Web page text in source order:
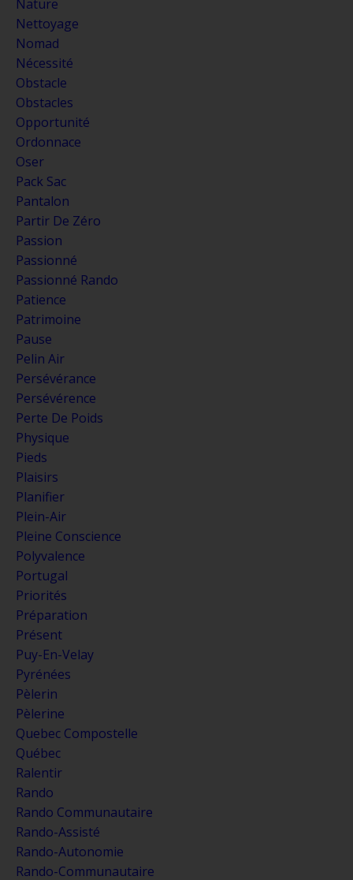
Nature
Nettoyage
Nomad
Nécessité
Obstacle
Obstacles
Opportunité
Ordonnace
Oser
Pack Sac
Pantalon
Partir De Zéro
Passion
Passionné
Passionné Rando
Patience
Patrimoine
Pause
Pelin Air
Persévérance
Persévérence
Perte De Poids
Physique
Pieds
Plaisirs
Planifier
Plein-Air
Pleine Conscience
Polyvalence
Portugal
Priorités
Préparation
Présent
Puy-En-Velay
Pyrénées
Pèlerin
Pèlerine
Quebec Compostelle
Québec
Ralentir
Rando
Rando Communautaire
Rando-Assisté
Rando-Autonomie
Rando-Communautaire